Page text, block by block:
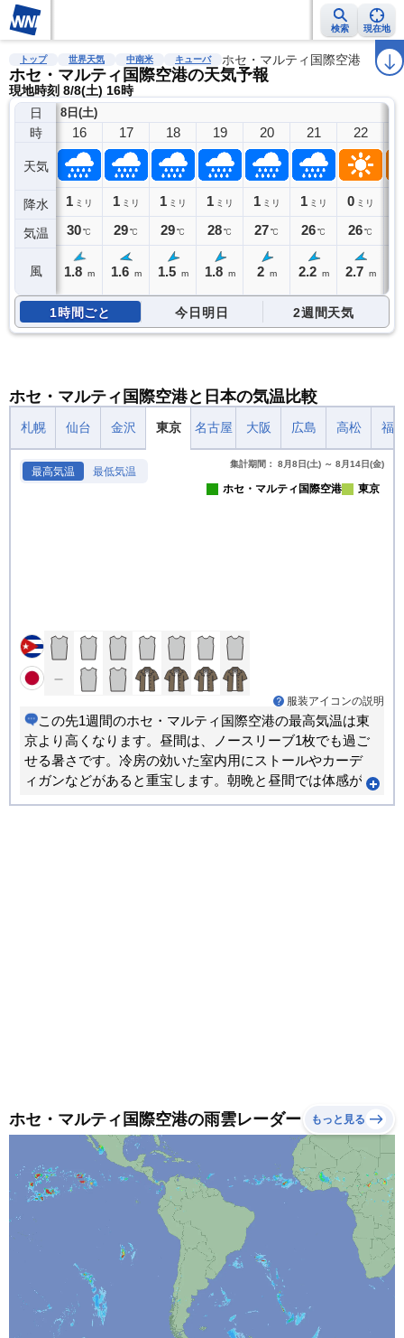
検索 現在地
雨雲レーダー 台風情報 地震情報 警報・注意報 2週間天気 ラ
トップ 世界天気 中南米 キューバ ホセ・マルティ国際空港
ホセ・マルティ国際空港の天気予報
現地時刻 8/8(土) 16時
日
時
天気
降水
気温
風
8日(土)
16
1 ミリ
30℃
1.8 m
17
1 ミリ
29℃
1.6 m
18
1 ミリ
29℃
1.5 m
19
1 ミリ
28℃
1.8 m
20
1 ミリ
27℃
2 m
21
1 ミリ
26℃
2.2 m
22
0 ミリ
26℃
2.7 m
1時間ごと 今日明日 2週間天気
ホセ・マルティ国際空港と日本の気温比較
札幌 仙台 金沢 東京 名古屋 大阪 広島 高松 福
最高気温 最低気温
集計期間： 8月8日(土) ～ 8月14日(金)
ホセ・マルティ国際空港 東京
服装アイコンの説明
この先1週間のホセ・マルティ国際空港の最高気温は東
京より高くなります。昼間は、ノースリーブ1枚でも過ご
せる暑さです。冷房の効いた室内用にストールやカーデ
ィガンなどがあると重宝します。朝晩と昼間では体感が
ホセ・マルティ国際空港の雨雲レーダー もっと見る